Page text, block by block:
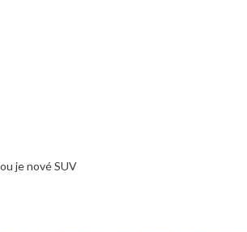
je nové SUV